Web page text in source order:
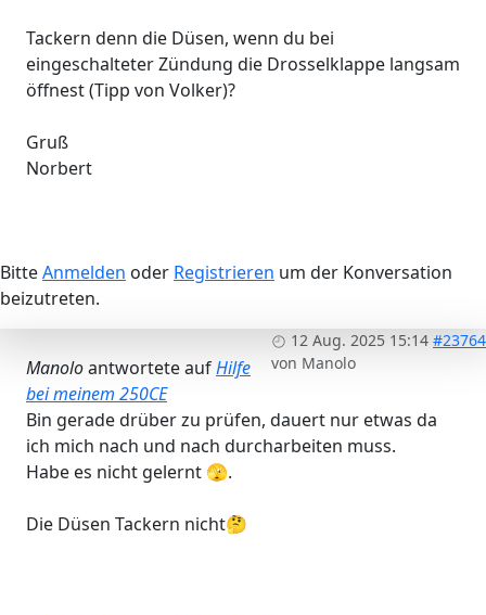
Tackern denn die Düsen, wenn du bei
eingeschalteter Zündung die Drosselklappe langsam
öffnest (Tipp von Volker)?
Gruß
Norbert
BitteAnmelden oder Registrieren um der Konversation
beizutreten.
12 Aug. 2025 15:14 #23764
von Manolo
Manoloantwortete aufHilfe
bei meinem 250CE
Bin gerade drüber zu prüfen, dauert nur etwas da
ich mich nach und nach durcharbeiten muss.
Habe es nicht gelernt 🫣.
Die Düsen Tackern nicht🤔